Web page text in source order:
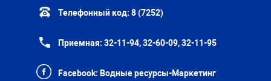
Телефонный код: 8 (7252)
Приемная: 32-11-94, 32-60-09, 32-11-95
Facebook: Водные ресурсы-Маркетинг